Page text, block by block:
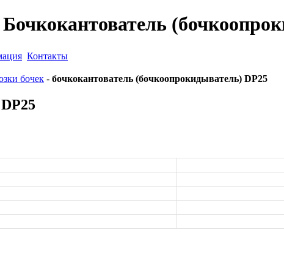
Бочкокантователь
Контакты
бочек - бочкокантователь (бочкоопрокидыватель) DP25